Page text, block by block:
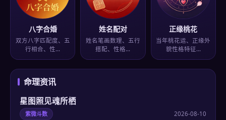
八字合婚
双方八字匹配度、五
行相合、性…
姓名配对
姓名笔画数理、五行
搭配、性格…
正缘桃花
当年桃花运、正缘外
貌性格特征…
命理资讯
星图照见魂所栖
紫微斗数 2026-08-10